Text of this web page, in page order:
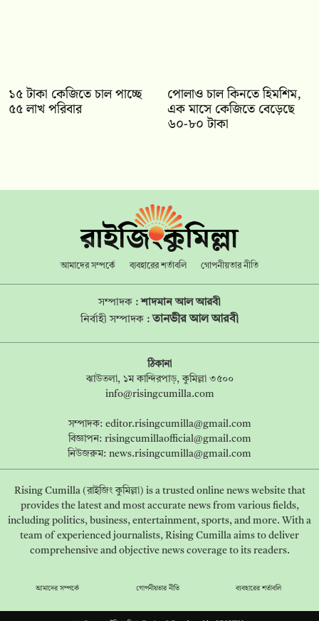
১৫ টাকা কেজিতে চাল পাচ্ছে
৫৫ লাখ পরিবার
পোলাও চাল কিনতে হিমশিম,
এক মাসে কেজিতে বেড়েছে
৬০-৮০ টাকা
আমাদের সম্পর্কে ব্যবহারের শর্তাবলি গোপনীয়তার নীতি
সম্পাদক :শাদমান আল আরবী
নির্বাহী সম্পাদক : তানভীর আল আরবী
ঠিকানা
ঝাউতলা, ১ম কান্দিরপাড়, কুমিল্লা ৩৫০০
info@risingcumilla.com
সম্পাদক: editor.risingcumilla@gmail.com
বিজ্ঞাপন: risingcumillaofficial@gmail.com
নিউজরুম: news.risingcumilla@gmail.com
Rising Cumilla (রাইজিং কুমিল্লা) is a trusted online news website that
provides the latest and most accurate news from various fields,
including politics, business, entertainment, sports, and more. With a
team of experienced journalists, Rising Cumilla aims to deliver
comprehensive and objective news coverage to its readers.
আমাদের সম্পর্কে গোপনীয়তার নীতি ব্যবহারের শর্তাবলি